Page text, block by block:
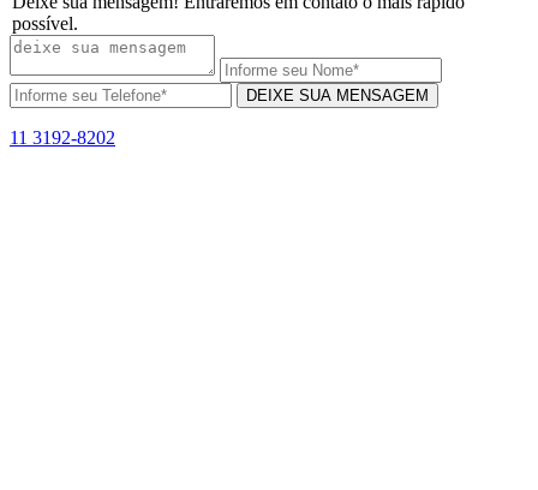
possível.
DEIXE SUA MENSAGEM
11 3192-8202